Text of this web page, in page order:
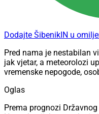
Dodajte ŠibenikIN u
Pred nama je nestabilan
jak vjetar, a meteorolozi
vremenske nepogode,
Oglas
Prema prognozi